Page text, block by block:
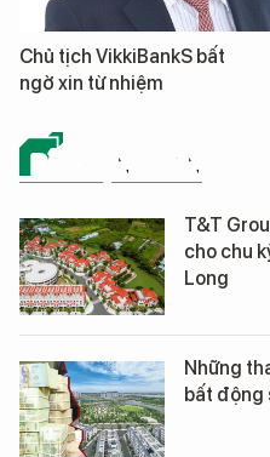
Chủ tịch VikkiBankS bất
ngờ xin từ nhiệm
BẤT ĐỘNG SẢN
T&T
cho chu
Long
Những
bất động